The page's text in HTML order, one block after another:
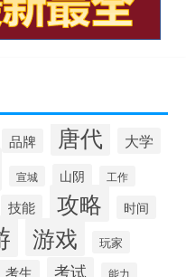
品牌 唐代 大学
宣城 山阴 工作
技能 攻略
时间
游戏 玩家
考生 考试 能力